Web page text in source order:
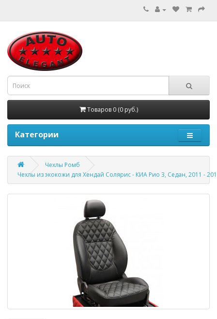
Товаров 0 (0 руб.)
Категории
Чехлы Ромб
Чехлы из экокожи для Хендай Солярис - КИА Рио 3, Седан, 2011 -